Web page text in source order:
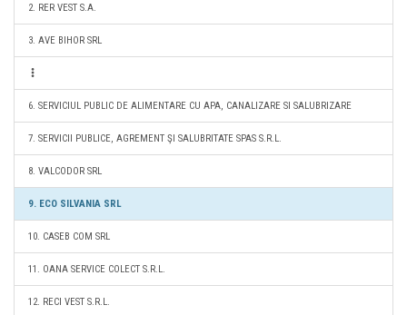
2. RER VEST S.A.
3. AVE BIHOR SRL
6. SERVICIUL PUBLIC DE ALIMENTARE CU APA, CANALIZARE SI SALUBRIZARE
7. SERVICII PUBLICE, AGREMENT ŞI SALUBRITATE SPAS S.R.L.
8. VALCODOR SRL
9. ECO SILVANIA SRL
10. CASEB COM SRL
11. OANA SERVICE COLECT S.R.L.
12. RECI VEST S.R.L.